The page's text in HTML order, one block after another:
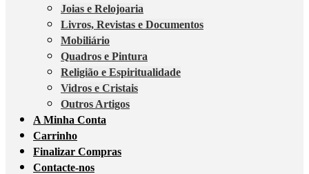
Joias e Relojoaria
Livros, Revistas e Documentos
Mobiliário
Quadros e Pintura
Religião e Espiritualidade
Vidros e Cristais
Outros Artigos
A Minha Conta
Carrinho
Finalizar Compras
Contacte-nos